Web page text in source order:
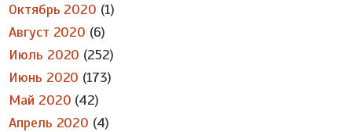
Октябрь 2020 (1)
Август 2020 (6)
Июль 2020 (252)
Июнь 2020 (173)
Май 2020 (42)
Апрель 2020 (4)